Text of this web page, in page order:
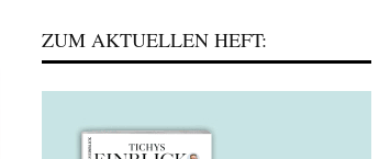
ZUM AKTUELLEN HEFT: